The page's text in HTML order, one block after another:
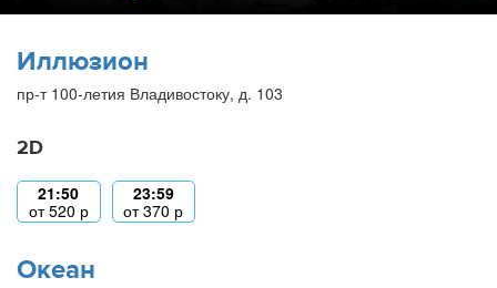
Иллюзион
пр-т 100-летия Владивостоку, д. 103
2D
21:50
от520 р
23:59
от370 р
Океан